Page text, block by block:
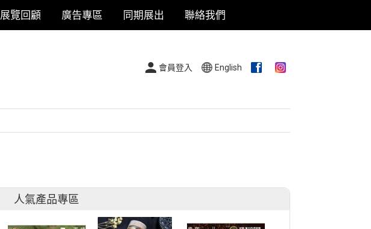
展覽回顧 廣告專區 同期展出 聯絡我們
會員登入 English
人氣產品專區